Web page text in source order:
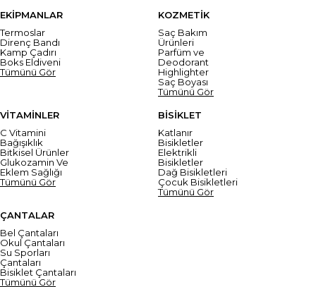
EKİPMANLAR
Termoslar
Direnç Bandı
Kamp Çadırı
Boks Eldiveni
Tümünü Gör
KOZMETİK
Saç Bakım
Ürünleri
Parfüm ve
Deodorant
Highlighter
Saç Boyası
Tümünü Gör
VİTAMİNLER
C Vitamini
Bağışıklık
Bitkisel Ürünler
Glukozamin Ve
Eklem Sağlığı
Tümünü Gör
BİSİKLET
Katlanır
Bisikletler
Elektrikli
Bisikletler
Dağ Bisikletleri
Çocuk Bisikletleri
Tümünü Gör
ÇANTALAR
Bel Çantaları
Okul Çantaları
Su Sporları
Çantaları
Bisiklet Çantaları
Tümünü Gör